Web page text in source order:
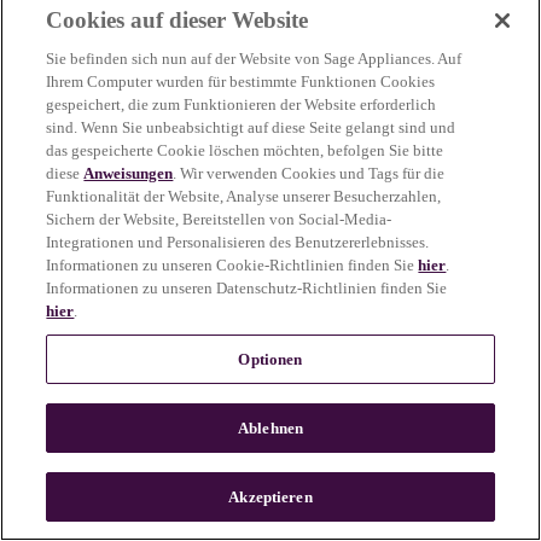
more information)
n
Cookies auf dieser Website
Sie befinden sich nun auf der Website von Sage Appliances. Auf
Ihrem Computer wurden für bestimmte Funktionen Cookies
gespeichert, die zum Funktionieren der Website erforderlich
sind. Wenn Sie unbeabsichtigt auf diese Seite gelangt sind und
das gespeicherte Cookie löschen möchten, befolgen Sie bitte
dieseAnweisungen. Wir verwenden Cookies und Tags für die
Funktionalität der Website, Analyse unserer Besucherzahlen,
Sichern der Website, Bereitstellen von Social-Media-
Integrationen und Personalisieren des Benutzererlebnisses.
Informationen zu unseren Cookie-Richtlinien finden Siehier.
Informationen zu unseren Datenschutz-Richtlinien finden Sie
hier.
Optionen
Ablehnen
Akzeptieren